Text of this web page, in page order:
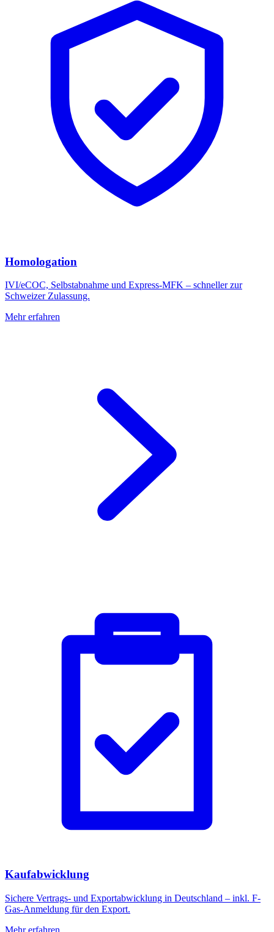
Homologation
IVI/eCOC, Selbstabnahme und Express-MFK – schneller zur
Schweizer Zulassung.
Mehr erfahren
Kaufabwicklung
Sichere Vertrags- und Exportabwicklung in Deutschland – inkl. F-
Gas-Anmeldung für den Export.
Mehr erfahren